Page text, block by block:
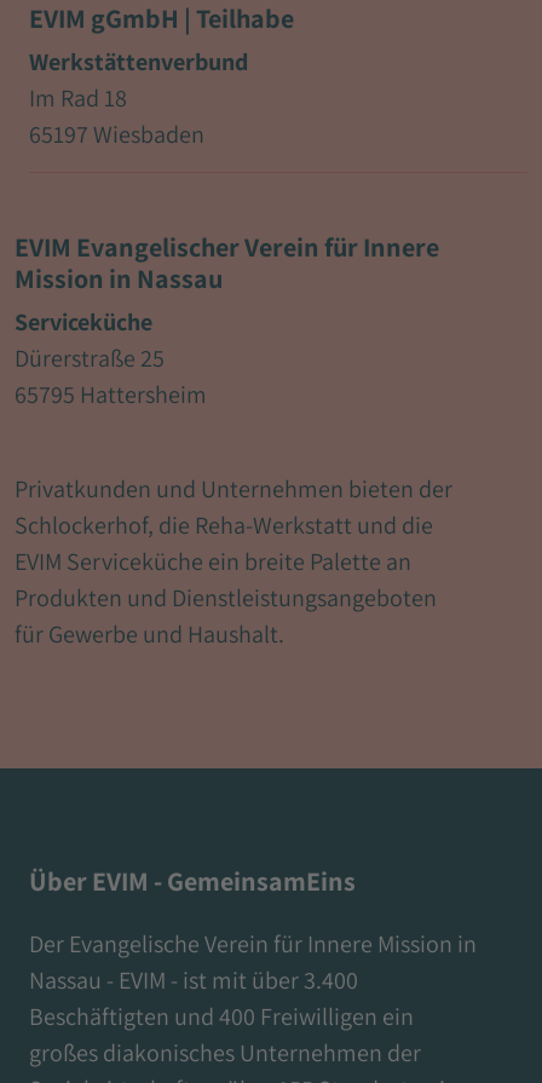
EVIM gGmbH | Teilhabe
Werkstättenverbund
Im Rad 18
65197 Wiesbaden
EVIM Evangelischer Verein für Innere
Mission in Nassau
Serviceküche
Dürerstraße 25
65795 Hattersheim
Privatkunden und Unternehmen bieten der
Schlockerhof, die Reha-Werkstatt und die
EVIM Serviceküche ein breite Palette an
Produkten und Dienstleistungsangeboten
für Gewerbe und Haushalt.
Über EVIM - GemeinsamEins
Der Evangelische Verein für Innere Mission in
Nassau - EVIM - ist mit über 3.400
Beschäftigten und 400 Freiwilligen ein
großes diakonisches Unternehmen der